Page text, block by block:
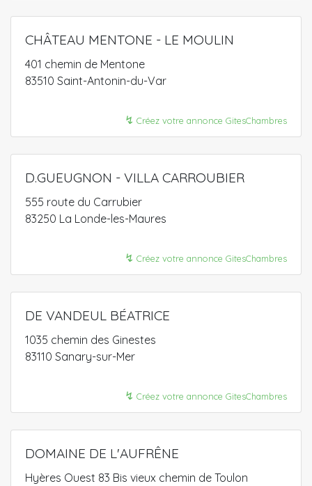
CHÂTEAU MENTONE - LE MOULIN
401 chemin de Mentone
83510 Saint-Antonin-du-Var
↯ Créez votre annonce GitesChambres
D.GUEUGNON - VILLA CARROUBIER
555 route du Carrubier
83250 La Londe-les-Maures
↯ Créez votre annonce GitesChambres
DE VANDEUL BÉATRICE
1035 chemin des Ginestes
83110 Sanary-sur-Mer
↯ Créez votre annonce GitesChambres
DOMAINE DE L'AUFRÊNE
Hyères Ouest 83 Bis vieux chemin de Toulon